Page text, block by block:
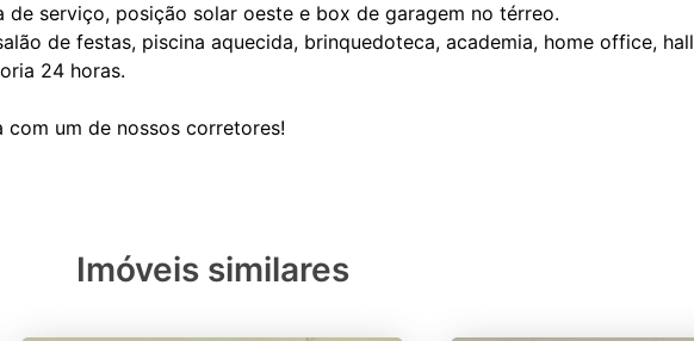
de serviço, posição solar oeste e box de garagem no térreo.
de festas, piscina aquecida, brinquedoteca, academia, home office, hall
24 horas.
Imóveis similares